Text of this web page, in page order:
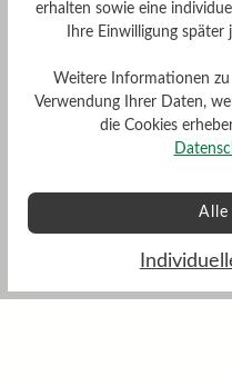
erhalten sowie eine
Ihre Einwilligung
Weitere Informationen zu
Verwendung Ihrer Daten,
die Cookies
Alle